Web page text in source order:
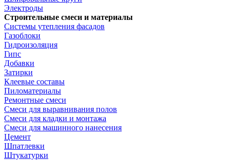
Электроды
Строительные смеси и материалы
Системы утепления фасадов
Газоблоки
Гидроизоляция
Гипс
Добавки
Затирки
Клеевые составы
Пиломатериалы
Ремонтные смеси
Смеси для выравнивания полов
Смеси для кладки и монтажа
Смеси для машинного нанесения
Цемент
Шпатлевки
Штукатурки